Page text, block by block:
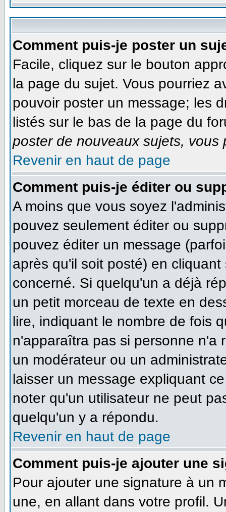
Comment puis-je poster un
Facile, cliquez sur le bouton
la page du sujet. Vous pourriez
pouvoir poster un message; les
listés sur le bas de la page du
poster de nouveaux sujets, vous
Revenir en haut de page
Comment puis-je éditer ou
A moins que vous soyez
pouvez seulement éditer ou
pouvez éditer un message
après qu'il soit posté) en
concerné. Si quelqu'un a déjà
un petit morceau de texte en
lire, indiquant le nombre de fois
n'apparaîtra pas si personne n'a
un modérateur ou un
laisser un message expliquant
noter qu'un utilisateur ne peut
quelqu'un y a répondu.
Revenir en haut de page
Comment puis-je ajouter une
Pour ajouter une signature à un
une, en allant dans votre profil.